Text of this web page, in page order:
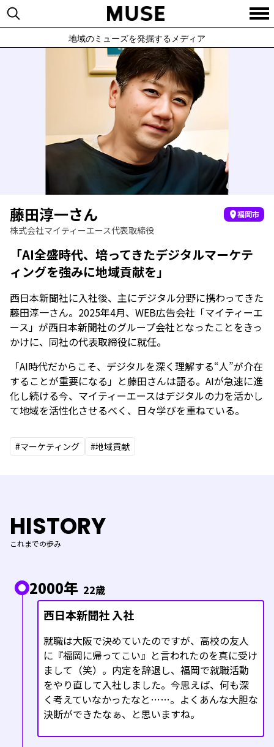
地域のミューズを発掘するメディア
藤田淳一さん 福岡市
株式会社マイティーエース代表取締役
「AI全盛時代、培ってきたデジタルマーケテ
ィングを強みに地域貢献を」
西日本新聞社に入社後、主にデジタル分野に携わってきた
藤田淳一さん。2025年4月、WEB広告会社「マイティーエ
ース」が西日本新聞社のグループ会社となったことをきっ
かけに、同社の代表取締役に就任。
「AI時代だからこそ、デジタルを深く理解する“人”が介在
することが重要になる」と藤田さんは語る。AIが急速に進
化し続ける今、マイティーエースはデジタルの力を活かし
て地域を活性化させるべく、日々学びを重ねている。
#マーケティング #地域貢献
HISTORY
これまでの歩み
2000年 22歳
西日本新聞社 入社
就職は大阪で決めていたのですが、高校の友人
に『福岡に帰ってこい』と言われたのを真に受け
まして（笑）。内定を辞退し、福岡で就職活動
をやり直して入社しました。今思えば、何も深
く考えていなかったなと……。よくあんな大胆な
決断ができたなぁ、と思いますね。